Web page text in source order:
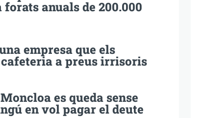
anuals de 200.000
empresa que els
a preus irrisoris
es queda sense
en vol pagar el deute